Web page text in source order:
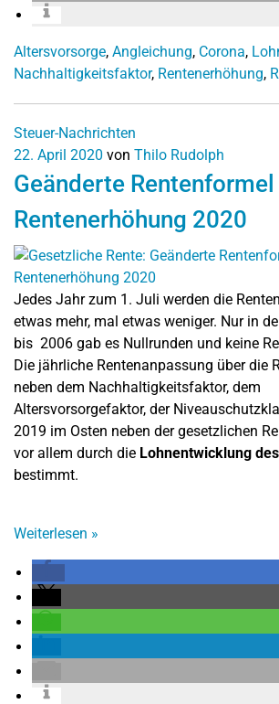
Altersvorsorge, Angleichung, Corona,
Nachhaltigkeitsfaktor, Rentenerhöhung,
Steuer-Nachrichten
22. April 2020 von Thilo Rudolph
Geänderte
Rentenerhöhung 2020
Jedes Jahr zum 1. Juli werden die
etwas mehr, mal etwas weniger. Nur in
bis 2006 gab es Nullrunden und keine
Die jährliche Rentenanpassung über die
neben dem Nachhaltigkeitsfaktor, dem
Altersvorsorgefaktor, der
2019 im Osten neben der gesetzlichen
vor allem durch die Lohnentwicklung
bestimmt.
Weiterlesen »